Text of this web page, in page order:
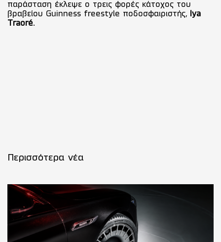
παράσταση έκλεψε ο τρεις φορές κάτοχος του
βραβείου Guinness freestyle ποδοσφαιριστής,
Iya
Traoré.
Περισσότερα νέα